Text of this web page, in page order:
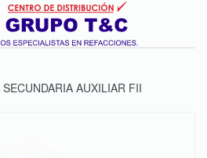
AUXILIAR FII